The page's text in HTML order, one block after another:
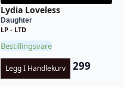
Lydia Loveless
Daughter
LP - LTD
Bestillingsvare
Legg I Handlekurv 299